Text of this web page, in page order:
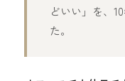
どいい」を、
た。